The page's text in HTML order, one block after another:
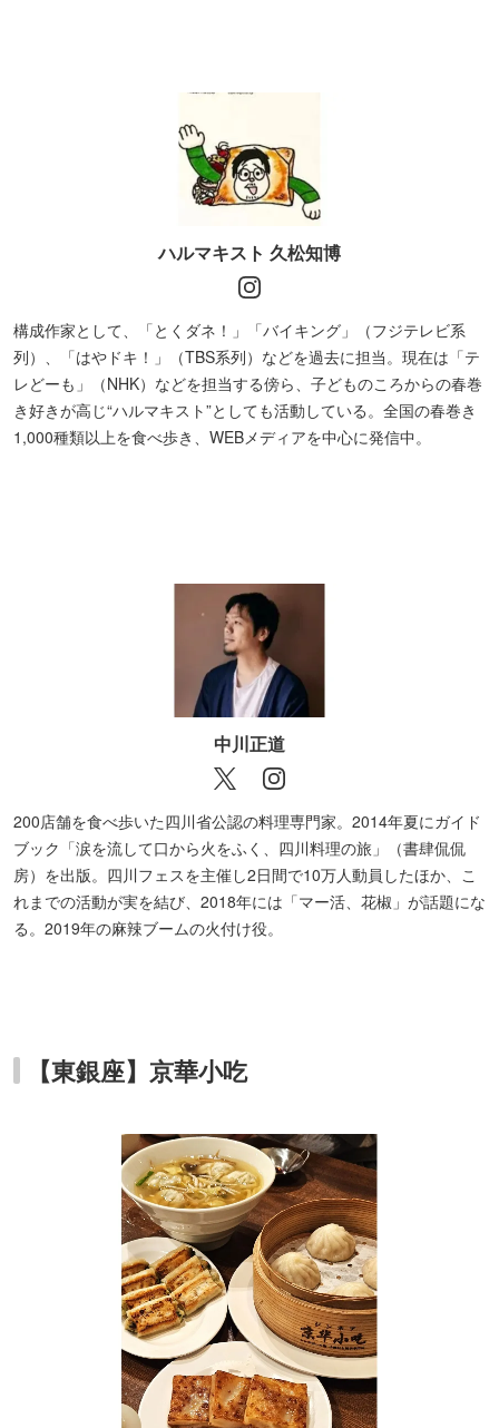
ハルマキスト 久松知博
構成作家として、「とくダネ！」「バイキング」（フジテレビ系
列）、「はやドキ！」（TBS系列）などを過去に担当。現在は「テ
レどーも」（NHK）などを担当する傍ら、子どものころからの春巻
き好きが高じ“ハルマキスト”としても活動している。全国の春巻き
1,000種類以上を食べ歩き、WEBメディアを中心に発信中。
中川正道
200店舗を食べ歩いた四川省公認の料理専門家。2014年夏にガイド
ブック「涙を流して口から火をふく、四川料理の旅」（書肆侃侃
房）を出版。四川フェスを主催し2日間で10万人動員したほか、こ
れまでの活動が実を結び、2018年には「マー活、花椒」が話題にな
る。2019年の麻辣ブームの火付け役。
【東銀座】京華小吃